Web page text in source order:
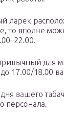
ларек
то вполне
для
17.00/18.00
вашего
персонала.